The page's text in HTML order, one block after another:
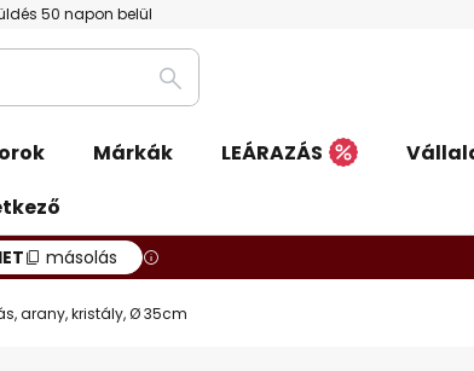
50 napon belül
Keresés
Márkák LEÁRAZÁS
másolás
arany, kristály, Ø 35cm